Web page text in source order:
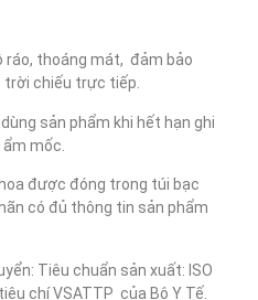
ráo, thoáng mát, đảm bảo
trời chiếu trực tiếp.
sản phẩm khi hết hạn ghi
mốc.
được đóng trong túi bạc
có đủ thông tin sản phẩm
Tiêu chuẩn sản xuất: ISO
chí VSATTP của Bộ Y Tế.